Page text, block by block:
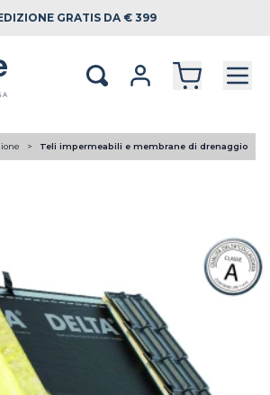
GRATIS DA € 399
Teli impermeabili e membrane di drenaggio